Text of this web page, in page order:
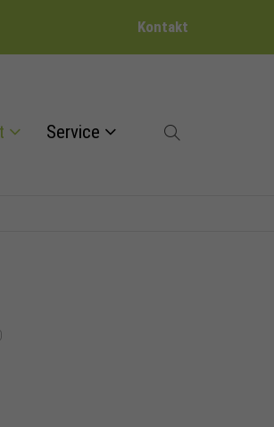
Kontakt
Service